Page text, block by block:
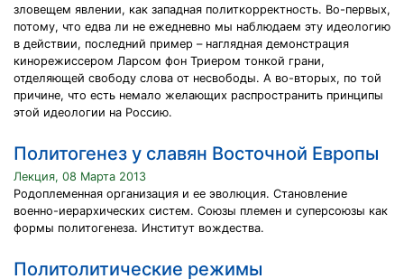
зловещем явлении, как западная политкорректность. Во-первых,
потому, что едва ли не ежедневно мы наблюдаем эту идеологию
в действии, последний пример – наглядная демонстрация
кинорежиссером Ларсом фон Триером тонкой грани,
отделяющей свободу слова от несвободы. А во-вторых, по той
причине, что есть немало желающих распространить принципы
этой идеологии на Россию.
Политогенез у славян Восточной Европы
Лекция, 08 Марта 2013
Родоплеменная организация и ее эволюция. Становление
военно-иерархических систем. Союзы племен и суперсоюзы как
формы политогенеза. Институт вождества.
Политолитические режимы